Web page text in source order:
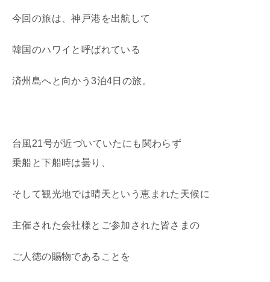
今回の旅は、神戸港を出航して
韓国のハワイと呼ばれている
済州島へと向かう3泊4日の旅。
台風21号が近づいていたにも関わらず
乗船と下船時は曇り、
そして観光地では晴天という恵まれた天候に
主催された会社様とご参加された皆さまの
ご人徳の賜物であることを